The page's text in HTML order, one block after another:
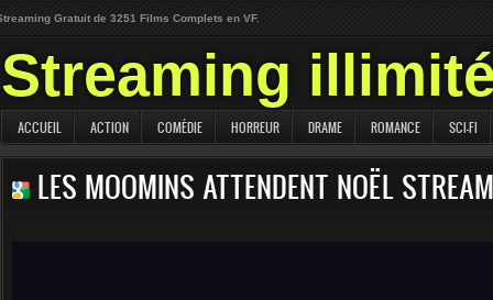
Gratuit de 3251 Films Complets en VF.
Streaming
ACCUEIL ACTION COMÉDIE HORREUR DRAME ROMANCE SCI-FI
LES MOOMINS ATTENDENT NOËL